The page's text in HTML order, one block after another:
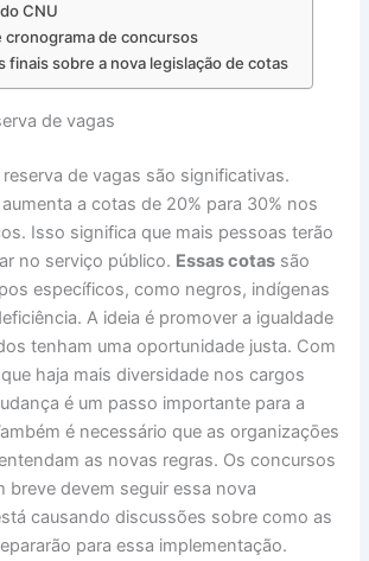
CNU
cronograma de concursos
finais sobre a nova legislação de cotas
de vagas
de vagas são significativas.
a cotas de 20% para 30% nos
Isso significa que mais pessoas terão
no serviço público. Essas cotas são
específicos, como negros, indígenas
A ideia é promover a igualdade
tenham uma oportunidade justa. Com
haja mais diversidade nos cargos
é um passo importante para a
é necessário que as organizaçōes
as novas regras. Os concursos
breve devem seguir essa nova
causando discussões sobre como as
para essa implementação.